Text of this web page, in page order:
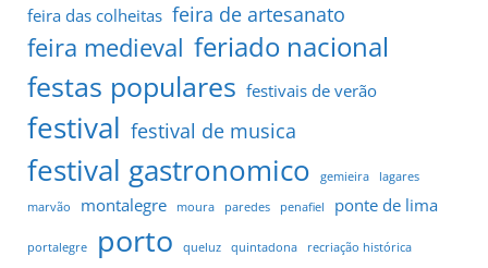
feira das colheitas feira de artesanato
feira medieval feriado nacional
festas populares festivais de verão
festival festival de musica
festival gastronomico gemieira
lagares
marvão
montalegre moura paredes penafiel ponte de lima
portalegre porto queluz quintadona recriação histórica